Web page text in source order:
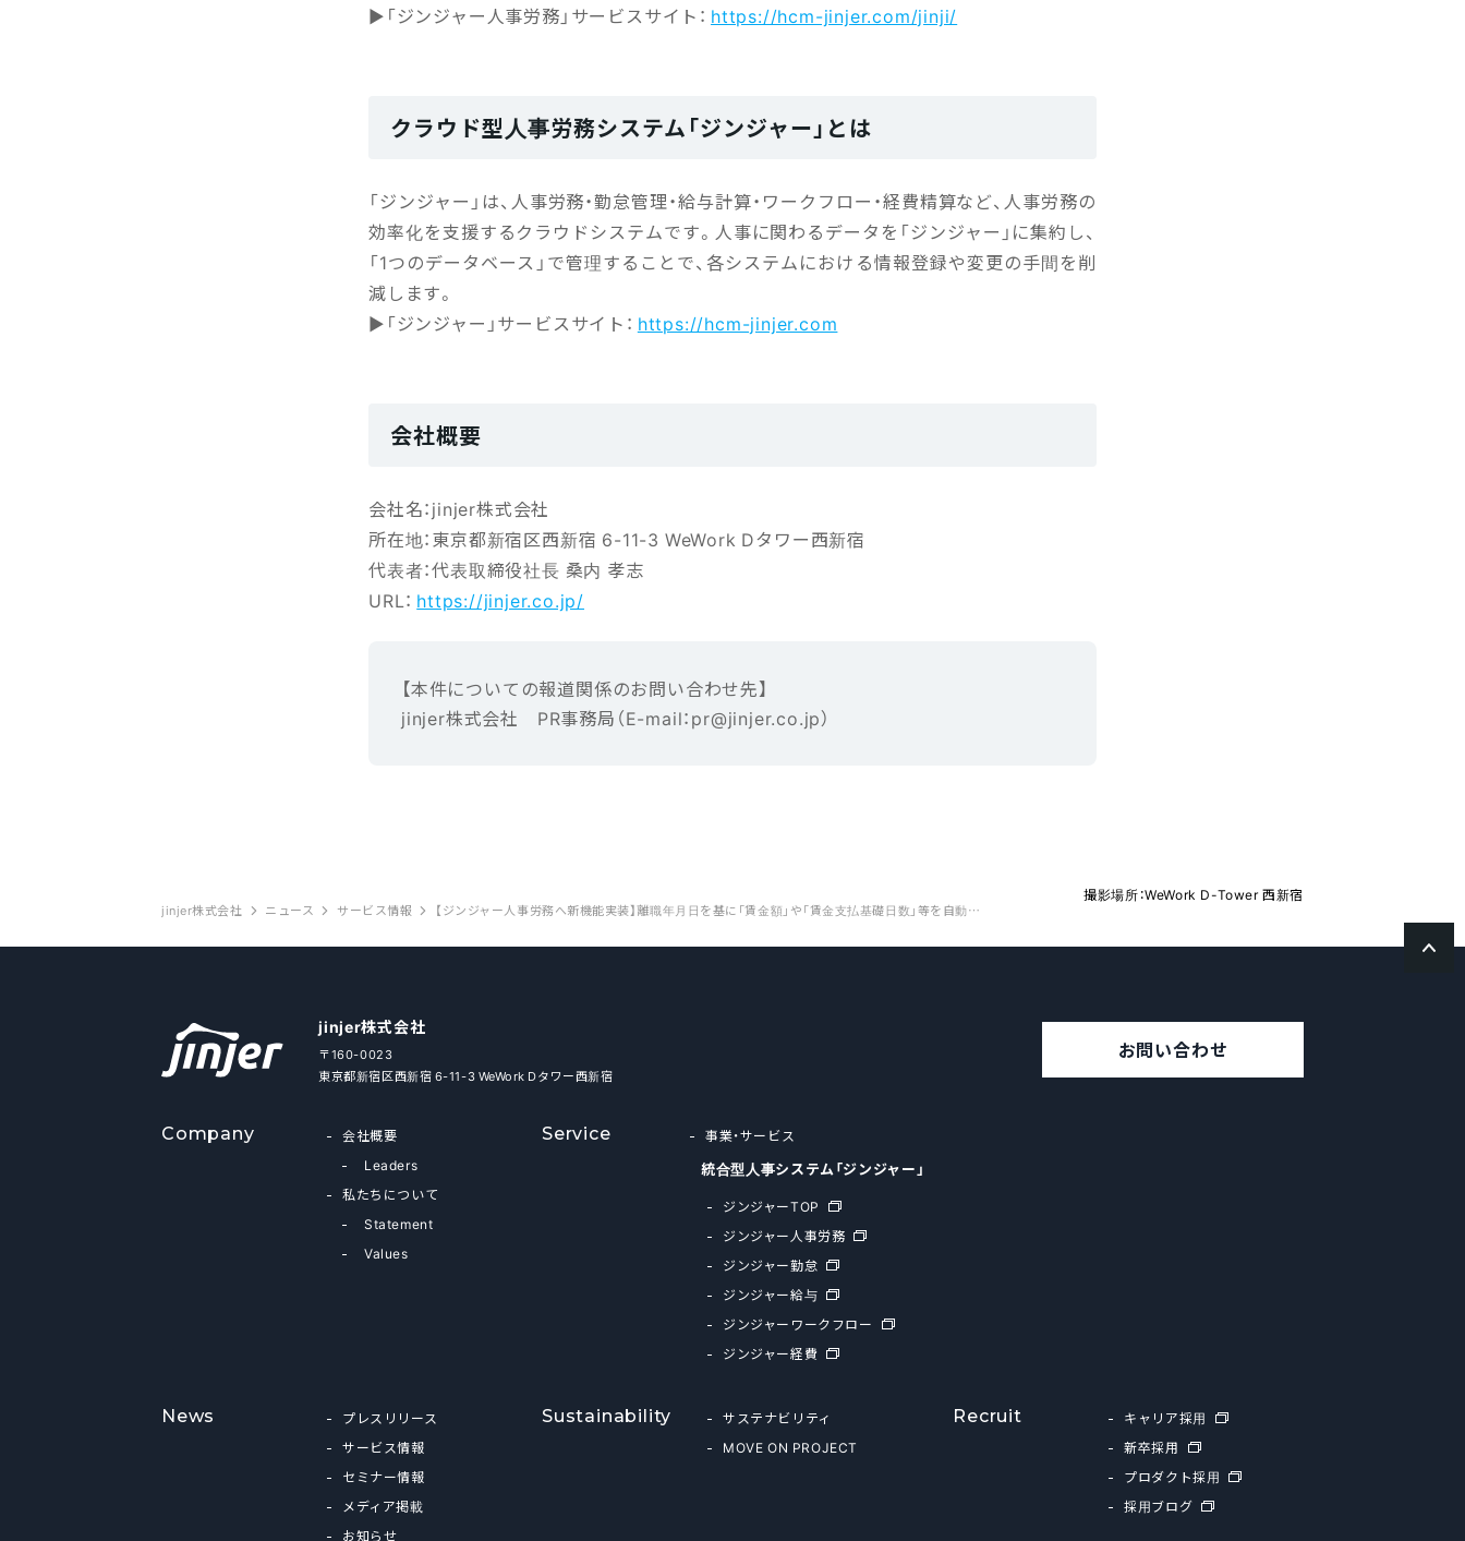
▶「ジンジャー人事労務」サービスサイト： https://hcm-jinjer.com/jinji/
クラウド型人事労務システム「ジンジャー」とは
「ジンジャー」は、人事労務・勤怠管理・給与計算・ワークフロー・経費精算など、人事労務の
効率化を支援するクラウドシステムです。人事に関わるデータを「ジンジャー」に集約し、
「1つのデータベース」で管理することで、各システムにおける情報登録や変更の手間を削
減します。
▶「ジンジャー」サービスサイト： https://hcm-jinjer.com
会社概要
会社名：jinjer株式会社
所在地：東京都新宿区西新宿 6-11-3 WeWork Dタワー西新宿
代表者：代表取締役社長 桑内 孝志
URL： https://jinjer.co.jp/
【本‌件‌に‌つ‌い‌ての報‌道‌関‌係‌の‌お‌問‌い‌合‌わ‌せ先】‌ ‌
jinjer株式会社 ‌PR事務局（E-mail‌：‌pr@jinjer.co.jp）
jinjer株式会社 ニュース サービス情報 【ジンジャー人事労務へ新機能実装】離職年月日を基に「賃金額」や「賃金支払基礎日数」等を自動転記し離職票の作成を簡略化できる離職票作成転記機能を実装
撮影場所：WeWork D-Tower 西新宿
jinjer株式会社
〒160-0023
東京都新宿区西新宿 6-11-3 WeWork Dタワー西新宿
お問い合わせ
Company
会社概要
Leaders
私たちについて
Statement
Values
Service 事業・サービス
統合型人事システム「ジンジャー」
ジンジャーTOP
ジンジャー人事労務
ジンジャー勤怠
ジンジャー給与
ジンジャーワークフロー
ジンジャー経費
News
プレスリリース
サービス情報
セミナー情報
メディア掲載
お知らせ
Sustainability
サステナビリティ
MOVE ON PROJECT
Recruit
キャリア採用
新卒採用
プロダクト採用
採用ブログ